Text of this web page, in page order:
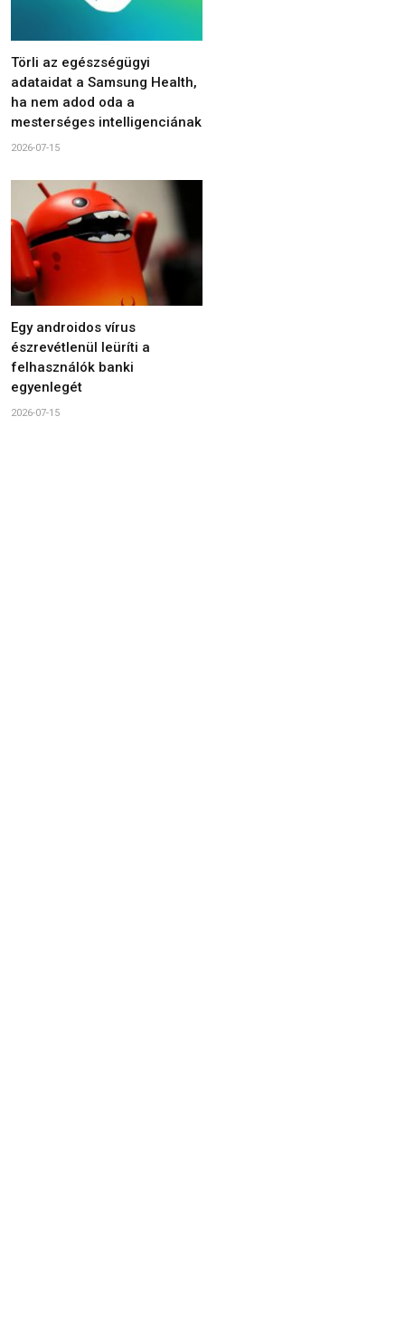
Törli az egészségügyi
adataidat a Samsung Health,
ha nem adod oda a
mesterséges intelligenciának
2026-07-15
Egy androidos vírus
észrevétlenül leüríti a
felhasználók banki
egyenlegét
2026-07-15